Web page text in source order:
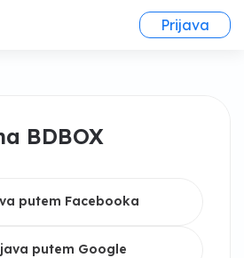
Prijava
BDBOX
putem Facebooka
putem Google